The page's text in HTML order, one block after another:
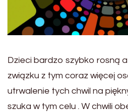
Dzieci bardzo szybko rosną
związku z tym coraz więcej
utrwalenie tych chwil na
szuka w tym celu . W chwili